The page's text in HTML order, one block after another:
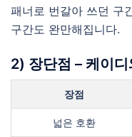
패너로 번갈아 쓰던 구
구간도 완만해집니다.
2) 장단점 – 케이
장점
넓은 호환